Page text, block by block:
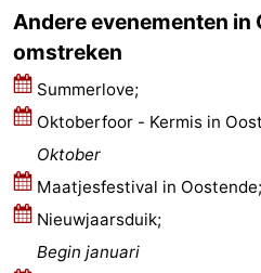
Nieuwpoort
-
Oostduinkerke
-
De
-
Andere evenementen in
omstreken
Summerlove;
Oktoberfoor - Kermis in
Oktober
Maatjesfestival in Oostende;
Nieuwjaarsduik;
Begin januari